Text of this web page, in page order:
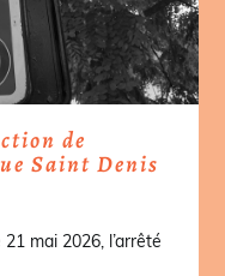
de
Saint Denis
mai 2026, l’arrêté